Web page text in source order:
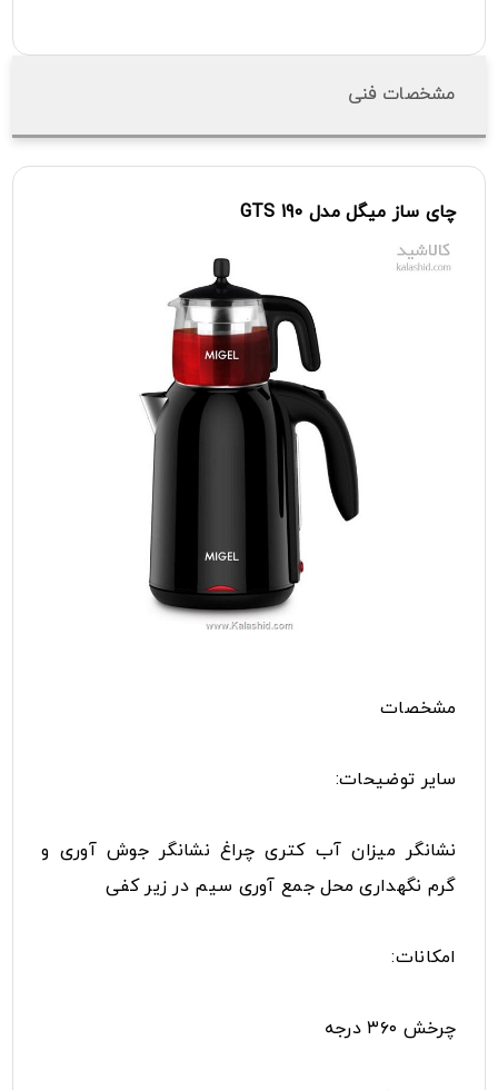
مشخصات فنی
چای ساز میگل مدل GTS 190
مشخصات
سایر توضیحات:
نشانگر میزان آب کتری چراغ نشانگر جوش آوری و
گرم نگهداری محل جمع آوری سیم در زیر کفی
امکانات:
چرخش ۳۶۰ درجه